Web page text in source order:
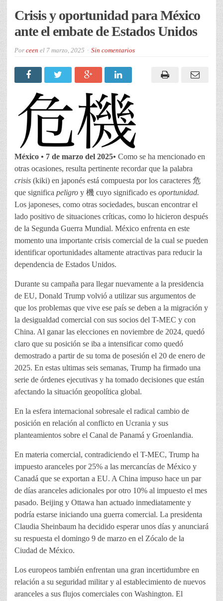
Crisis y oportunidad para México
ante el embate de Estados Unidos
Por ceen el 7 marzo, 2025 Sin comentarios
México • 7 de marzo del 2025• Como se ha mencionado en
otras ocasiones, resulta pertinente recordar que la palabra
crisis (kiki) en japonés está compuesta por los caracteres 危
que significa peligro y 機 cuyo significado es oportunidad.
Los japoneses, como otras sociedades, buscan encontrar el
lado positivo de situaciones críticas, como lo hicieron después
de la Segunda Guerra Mundial. México enfrenta en este
momento una importante crisis comercial de la cual se pueden
identificar oportunidades altamente atractivas para reducir la
dependencia de Estados Unidos.
Durante su campaña para llegar nuevamente a la presidencia
de EU, Donald Trump volvió a utilizar sus argumentos de
que los problemas que vive ese país se deben a la migración y
la desigualdad comercial con sus socios del T-MEC y con
China. Al ganar las elecciones en noviembre de 2024, quedó
claro que su posición se iba a intensificar como quedó
demostrado a partir de su toma de posesión el 20 de enero de
2025. En estas ultimas seis semanas, Trump ha firmado una
serie de órdenes ejecutivas y ha tomado decisiones que están
afectando la situación geopolítica global.
En la esfera internacional sobresale el radical cambio de
posición en relación al conflicto en Ucrania y sus
planteamientos sobre el Canal de Panamá y Groenlandia.
En materia comercial, contradiciendo el T-MEC, Trump ha
impuesto aranceles por 25% a las mercancías de México y
Canadá que se exportan a EU. A China impuso hace un par
de días aranceles adicionales por otro 10% al impuesto el mes
pasado. Beijing y Ottawa han actuado inmediatamente y
podría estarse iniciando una guerra comercial. La presidenta
Claudia Sheinbaum ha decidido esperar unos días y anunciará
su respuesta el domingo 9 de marzo en el Zócalo de la
Ciudad de México.
Los europeos también enfrentan una gran incertidumbre en
relación a su seguridad militar y al establecimiento de nuevos
aranceles a sus flujos comerciales con Washington. El